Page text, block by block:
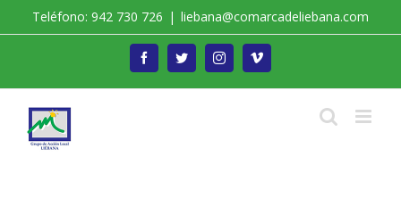
Teléfono: 942 730 726 | liebana@comarcadeliebana.com
FacebookTwitterInstagramVimeo